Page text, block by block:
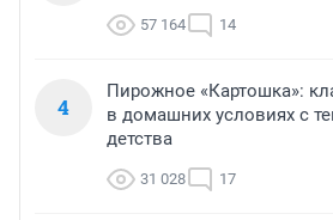
57 164 14
4
Пирожное «Картошка»:
в домашних условиях с
детства
31 028 17